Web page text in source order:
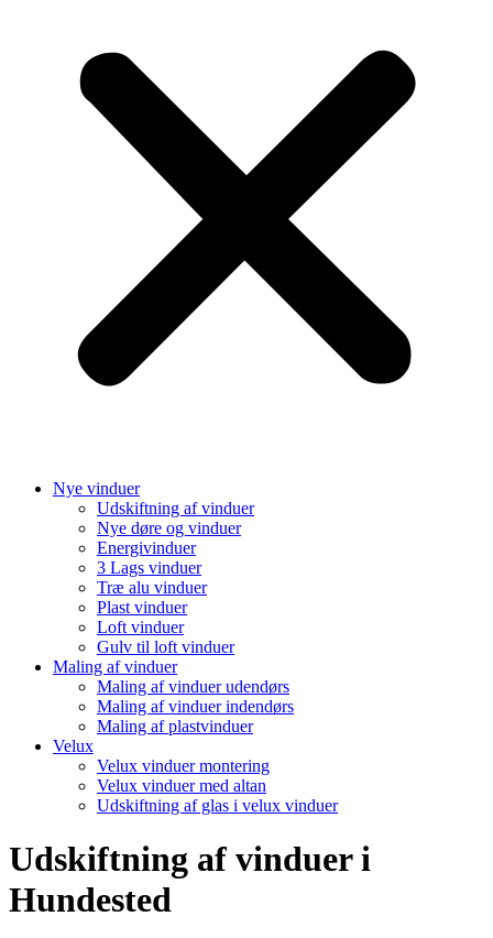
Nye vinduer
Udskiftning af vinduer
Nye døre og vinduer
Energivinduer
3 Lags vinduer
Træ alu vinduer
Plast vinduer
Loft vinduer
Gulv til loft vinduer
Maling af vinduer
Maling af vinduer udendørs
Maling af vinduer indendørs
Maling af plastvinduer
Velux
Velux vinduer montering
Velux vinduer med altan
Udskiftning af glas i velux vinduer
Udskiftning af vinduer i
Hundested